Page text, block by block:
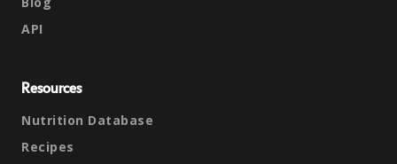
API
Resources
Nutrition Database
Recipes